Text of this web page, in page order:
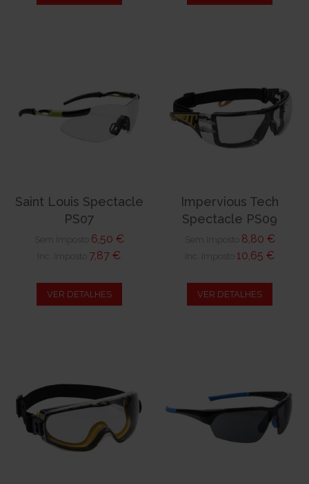
Saint Louis Spectacle
PS07
Sem Imposto 6,50 €
Inc. Imposto 7,87 €
VER DETALHES
Impervious Tech
Spectacle PS09
Sem Imposto 8,80 €
Inc. Imposto 10,65 €
VER DETALHES